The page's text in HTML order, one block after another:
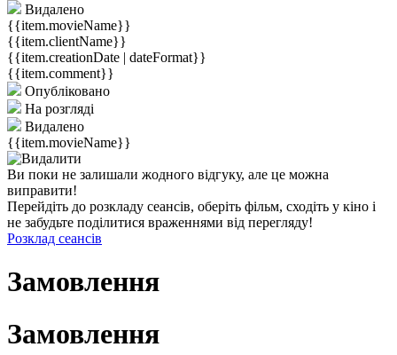
Видалено
{{item.movieName}}
{{item.clientName}}
{{item.creationDate | dateFormat}}
{{item.comment}}
Опубліковано
На розгляді
Видалено
{{item.movieName}}
Ви поки не залишали жодного відгуку, але це можна
виправити!
Перейдіть до розкладу сеансів, оберіть фільм, сходіть у кіно і
не забудьте поділитися враженнями від перегляду!
Розклад сеансів
Замовлення
Замовлення